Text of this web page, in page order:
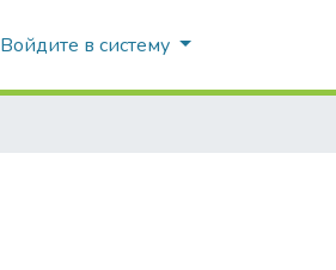
Войдите в систему